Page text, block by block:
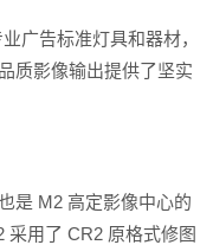
广告标准灯具和器材，
质影像输出提供了坚实
是 M2 高定影像中心的
采用了 CR2 原格式修图